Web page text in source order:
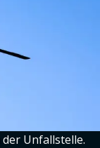
Unfallstelle.